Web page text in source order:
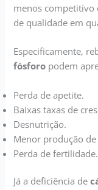
menos competitivo
de qualidade em
Especificamente,
fósforo podem
Perda de apetite.
Baixas taxas de
Desnutrição.
Menor produção de
Perda de fertilidade.
Já a deficiência de